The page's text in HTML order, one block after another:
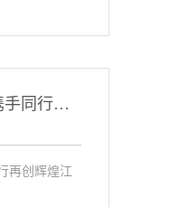
凝心聚力砥砺前行 携手同行再创辉煌江 苏金洋机械有限公司团建
再创辉煌江